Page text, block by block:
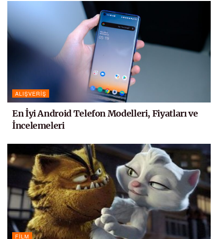
ALIŞVERIŞ
En İyi Android Telefon Modelleri, Fiyatları ve
İncelemeleri
FILM